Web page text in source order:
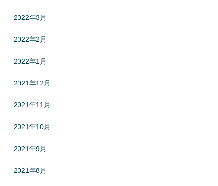
2022年3月
2022年2月
2022年1月
2021年12月
2021年11月
2021年10月
2021年9月
2021年8月